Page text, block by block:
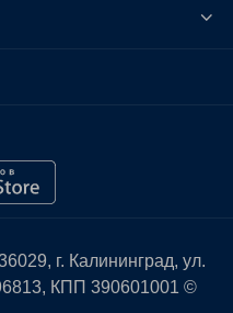
г. Калининград, ул.
, КПП 390601001 ©